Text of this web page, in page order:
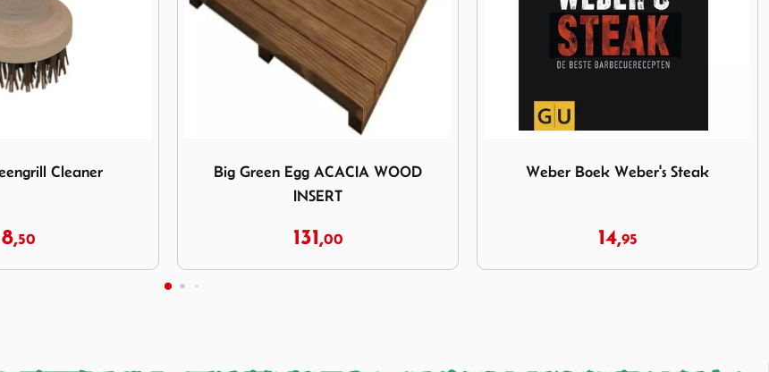
ACACIA WOOD
131,00
Weber Boek Weber's Steak
14,95
The Bastard Rotisserie Flat Rack
39,95